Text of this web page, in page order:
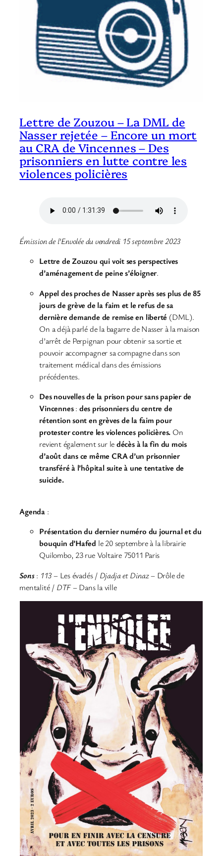
Lettre de Zouzou – La DML de
Nasser rejetée – Encore un mort
au CRA de Vincennes – Des
prisonniers en lutte contre les
violences policières
Émission de l’Envolée du vendredi 15 septembre 2023
Lettre de Zouzou qui voit ses perspectives
d’aménagement de peine s’éloigner.
Appel des proches de Nasser après ses plus de 85
jours de grève de la faim et le refus de sa
dernière demande de remise en liberté (DML).
On a déjà parlé de la bagarre de Nasser à la maison
d’arrêt de Perpignan pour obtenir sa sortie et
pouvoir accompagner sa compagne dans son
traitement médical dans des émissions
précédentes.
Des nouvelles de la prison pour sans papier de
Vincennes: des prisonniers du centre de
rétention sont en grèves de la faim pour
protester contre les violences policières. On
revient également sur ledécès à la fin du mois
d’août dans ce même CRA d’un prisonnier
transféré à l’hôpital suite à une tentative de
suicide.
Agenda :
Présentation du dernier numéro du journal et du
bouquin d’Hafed le 20 septembre à la librairie
Quilombo, 23 rue Voltaire 75011 Paris
Sons: 113– Les évadés / Djadja et Dinaz– Drôle de
mentalité / DTF– Dans la ville